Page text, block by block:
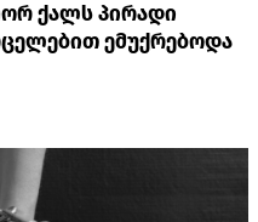
ქალს პირადი
ემუქრებოდა